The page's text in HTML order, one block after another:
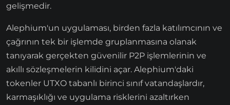
gelişmedir.
Alephium'un uygulaması, birden fazla katılımcının ve
çağrının tek bir işlemde gruplanmasına olanak
tanıyarak gerçekten güvenilir P2P işlemlerinin ve
akıllı sözleşmelerin kilidini açar. Alephium'daki
tokenler UTXO tabanlı birinci sınıf vatandaşlardır,
karmaşıklığı ve uygulama risklerini azaltırken